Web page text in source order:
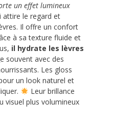
un effet lumineux
attire le regard et
Il offre un confort
à sa texture fluide et
il hydrate les lèvres
souvent avec des
Les gloss
un look naturel et
Leur brillance
visuel plus volumineux